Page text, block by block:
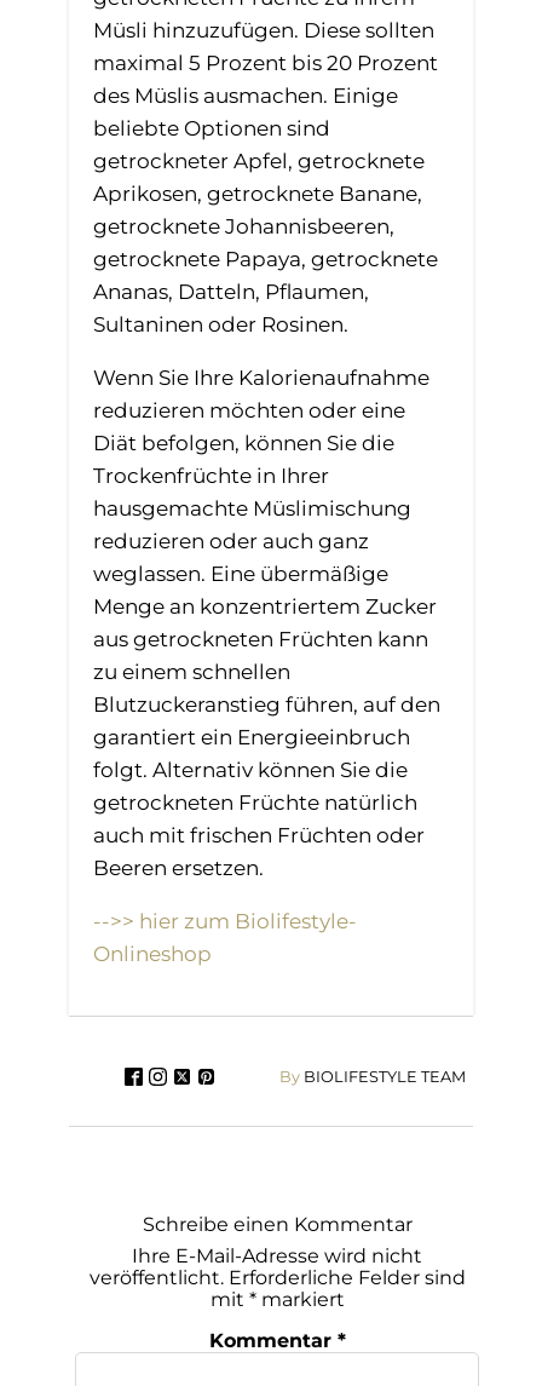
Müsli hinzuzufügen. Diese sollten
maximal 5 Prozent bis 20 Prozent
des Müslis ausmachen. Einige
beliebte Optionen sind
getrockneter Apfel, getrocknete
Aprikosen, getrocknete Banane,
getrocknete Johannisbeeren,
getrocknete Papaya, getrocknete
Ananas, Datteln, Pflaumen,
Sultaninen oder Rosinen.
Wenn Sie Ihre Kalorienaufnahme
reduzieren möchten oder eine
Diät befolgen, können Sie die
Trockenfrüchte in Ihrer
hausgemachte Müslimischung
reduzieren oder auch ganz
weglassen. Eine übermäßige
Menge an konzentriertem Zucker
aus getrockneten Früchten kann
zu einem schnellen
Blutzuckeranstieg führen, auf den
garantiert ein Energieeinbruch
folgt. Alternativ können Sie die
getrockneten Früchte natürlich
auch mit frischen Früchten oder
Beeren ersetzen.
-->> hier zum Biolifestyle-
Onlineshop
ByBIOLIFESTYLE TEAM
Schreibe einen Kommentar
Ihre E-Mail-Adresse wird nicht
veröffentlicht. Erforderliche Felder sind
mit *markiert
Kommentar *